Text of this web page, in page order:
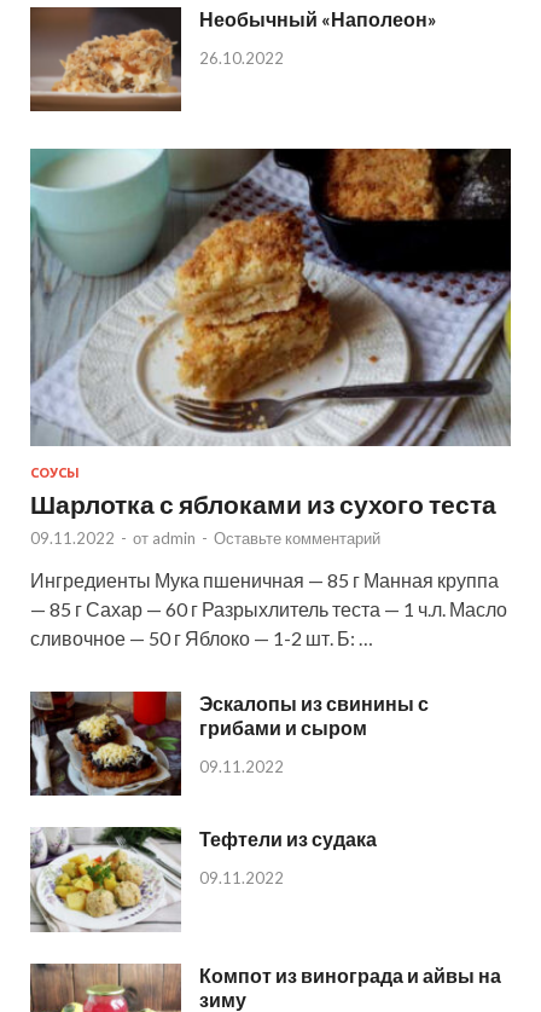
Необычный «Наполеон»
26.10.2022
СОУСЫ
Шарлотка с яблоками из сухого теста
09.11.2022 - от admin - Оставьте комментарий
Ингредиенты Мука пшеничная — 85 г Манная круппа
— 85 г Сахар — 60 г Разрыхлитель теста — 1 ч.л. Масло
сливочное — 50 г Яблоко — 1-2 шт. Б: …
Эскалопы из свинины с
грибами и сыром
09.11.2022
Тефтели из судака
09.11.2022
Компот из винограда и айвы на
зиму